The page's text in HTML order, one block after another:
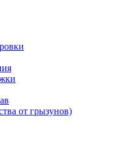
от грызунов)